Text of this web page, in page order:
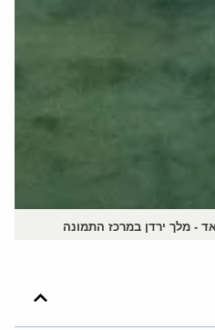
- מלך ירדן במרכז התמונה